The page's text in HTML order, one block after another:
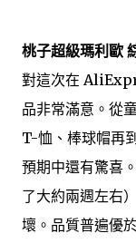
桃子超級瑪利歐
對這次在
品非常滿意。從
T-恤、棒球帽再
預期中還有驚喜
了大約兩週左右
壞。品質普遍優